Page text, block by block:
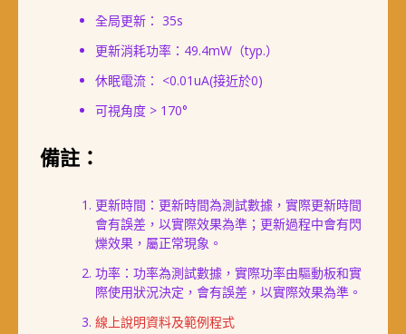
全局更新： 35s
更新消耗功率：49.4mW（typ.）
休眠電流： <0.01uA(接近於0)
可視角度 > 170°
備註：
更新時間：更新時間為測試數據，實際更新時間
會有誤差，以實際效果為準；更新過程中會有閃
爍效果，屬正常現象。
功率：功率為測試數據，實際功率由驅動板和實
際使用狀況決定，會有誤差，以實際效果為準。
線上說明資料及範例程式